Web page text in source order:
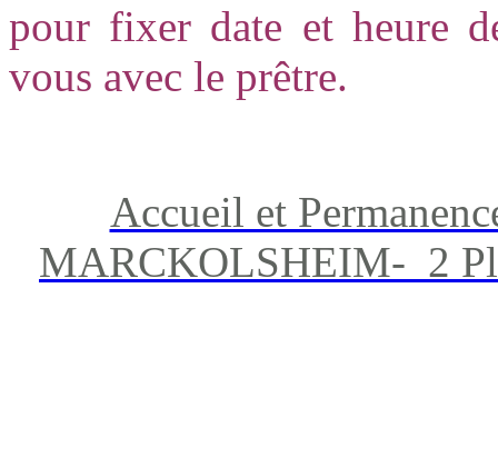
pour fixer date et heure
vous avec le prêtre.
Accueil et
MARCKOLSHEIM- 2